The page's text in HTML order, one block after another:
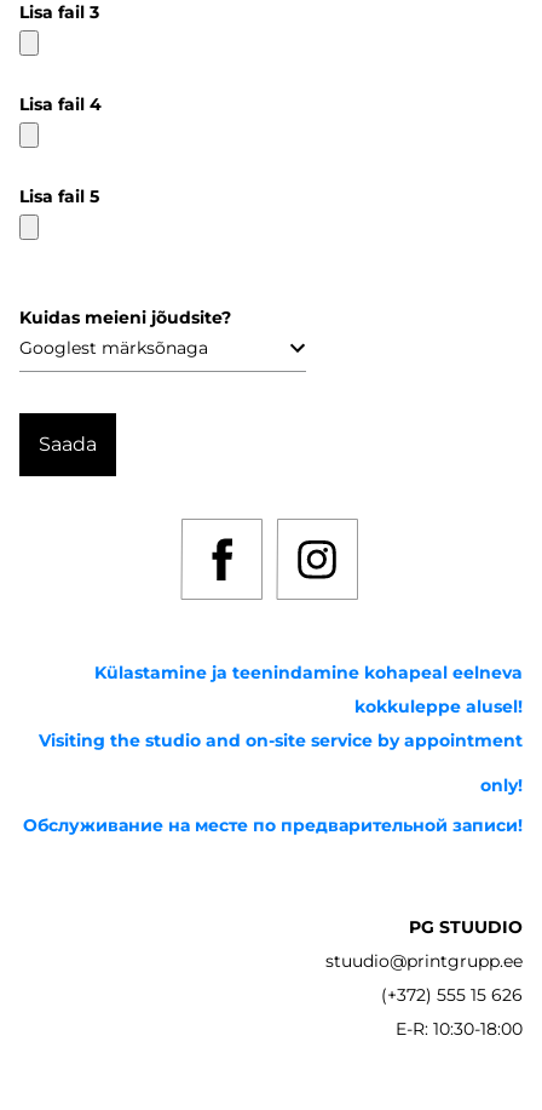
Lisa fail 3
Lisa fail 4
Lisa fail 5
Kuidas meieni jõudsite?
Külastamine ja teenindamine kohapeal eelneva
kokkuleppe alusel!
Visiting the studio and on-site service by appointment
only!
Обслуживание на месте по предварительной записи!
PG STUUDIO
stuudio@printgrupp.ee
(+372) 555 15 626
E-R: 10:30-18:00